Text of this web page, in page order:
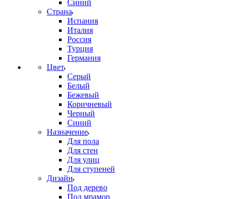
Синий
Страна
Испания
Италия
Россия
Турция
Германия
Цвет
Серый
Белый
Бежевый
Коричневый
Черный
Синий
Назначение
Для пола
Для стен
Для улиц
Для ступеней
Дизайн
Под дерево
Под мрамор